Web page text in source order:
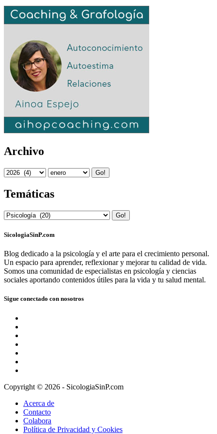
Archivo
Go!
Temáticas
Go!
SicologiaSinP.com
Blog dedicado a la psicología y el arte para el crecimiento personal.
Un espacio para aprender, reflexionar y mejorar tu calidad de vida.
Somos una comunidad de especialistas en psicología y ciencias
sociales aportando contenidos útiles para la vida y tu salud mental.
Sigue conectado con nosotros
Copyright © 2026 - SicologiaSinP.com
Acerca de
Contacto
Colabora
Política de Privacidad y Cookies